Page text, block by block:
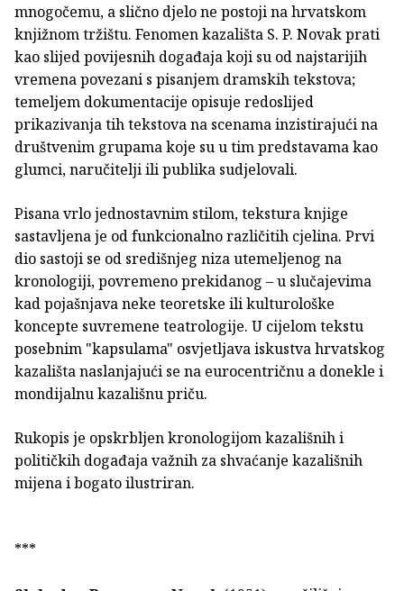
mnogočemu, a slično djelo ne postoji na hrvatskom
knjižnom tržištu. Fenomen kazališta S. P. Novak prati
kao slijed povijesnih događaja koji su od najstarijih
vremena povezani s pisanjem dramskih tekstova;
temeljem dokumentacije opisuje redoslijed
prikazivanja tih tekstova na scenama inzistirajući na
društvenim grupama koje su u tim predstavama kao
glumci, naručitelji ili publika sudjelovali.
Pisana vrlo jednostavnim stilom, tekstura knjige
sastavljena je od funkcionalno različitih cjelina. Prvi
dio sastoji se od središnjeg niza utemeljenog na
kronologiji, povremeno prekidanog – u slučajevima
kad pojašnjava neke teoretske ili kulturološke
koncepte suvremene teatrologije. U cijelom tekstu
posebnim "kapsulama" osvjetljava iskustva hrvatskog
kazališta naslanjajući se na eurocentričnu a donekle i
mondijalnu kazališnu priču.
Rukopis je opskrbljen kronologijom kazališnih i
političkih događaja važnih za shvaćanje kazališnih
mijena i bogato ilustriran.
***